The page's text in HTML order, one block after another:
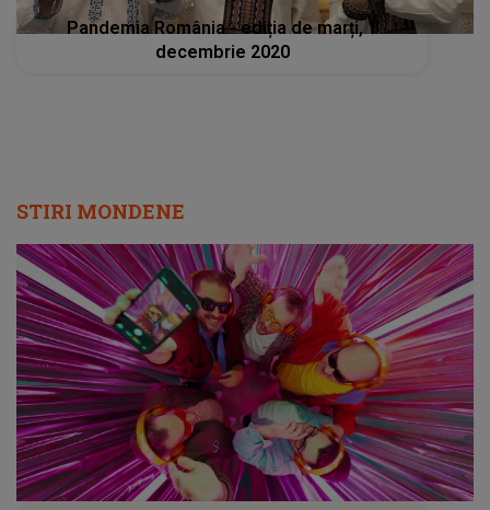
Pandemia România - ediția de marți, 1
decembrie 2020
STIRI MONDENE